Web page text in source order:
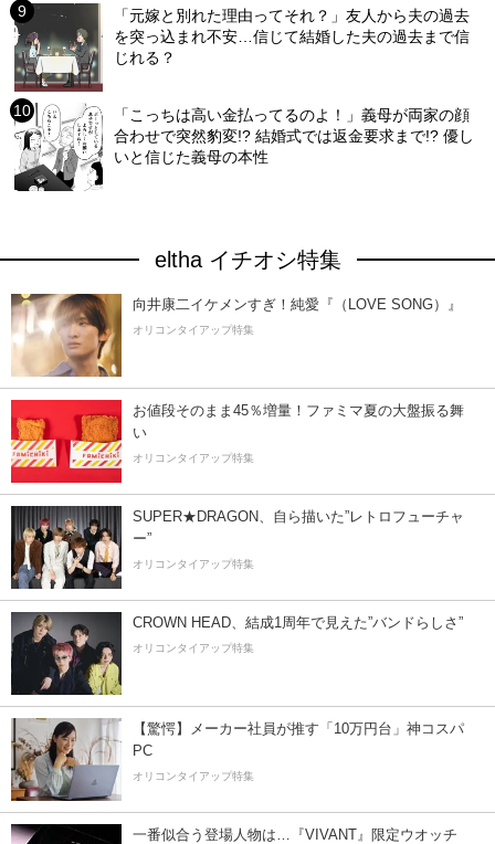
「元嫁と別れた理由ってそれ？」友人から夫の過去
を突っ込まれ不安…信じて結婚した夫の過去まで信
じれる？
「こっちは高い金払ってるのよ！」義母が両家の顔
合わせで突然豹変!? 結婚式では返金要求まで!? 優し
いと信じた義母の本性
eltha イチオシ特集
向井康二イケメンすぎ！純愛『（LOVE SONG）』
オリコンタイアップ特集
お値段そのまま45％増量！ファミマ夏の大盤振る舞
い
オリコンタイアップ特集
SUPER★DRAGON、自ら描いた”レトロフューチャ
ー”
オリコンタイアップ特集
CROWN HEAD、結成1周年で見えた”バンドらしさ”
オリコンタイアップ特集
【驚愕】メーカー社員が推す「10万円台」神コスパ
PC
オリコンタイアップ特集
一番似合う登場人物は…『VIVANT』限定ウオッチ